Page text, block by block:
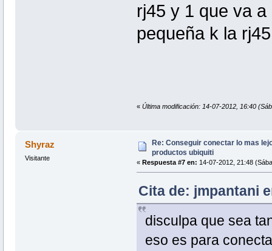
rj45 y 1 que va
pequeña k la rj45
« Última modificación: 14-07-2012, 16:40
Shyraz
Visitante
Re: Conseguir conectar lo mas
productos ubiquiti
« Respuesta #7 en: 14-07-2012, 21:48
Cita de: jmpantani
disculpa que sea
eso es para